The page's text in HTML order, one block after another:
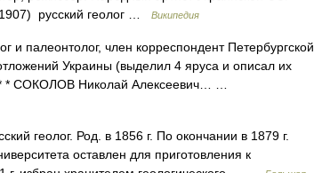
русский геолог …
Википедия
и палеонтолог, член корреспондент Петербургской
Украины (выделил 4 яруса и описал их
* * СОКОЛОВ Николай Алексеевич… …
геолог. Род. в 1856 г. По окончании в 1879 г.
оставлен для приготовления к